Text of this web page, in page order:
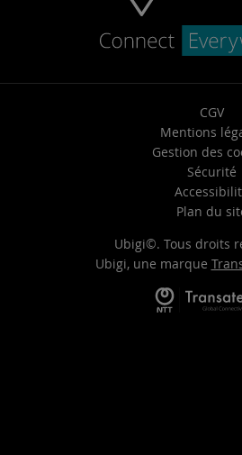
CGV
Mentions
Gestion des
Sécurité
Plan du
Ubigi©. Tous droits
Ubigi, une marque